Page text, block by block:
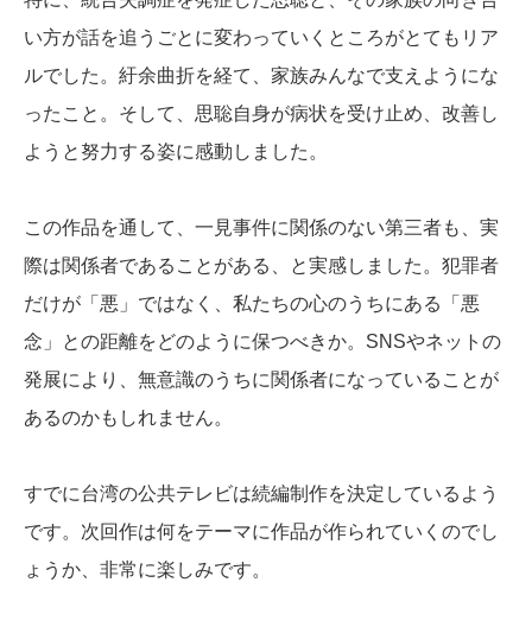
い方が話を追うごとに変わっていくところがとてもリア
ルでした。紆余曲折を経て、家族みんなで支えようにな
ったこと。そして、思聡自身が病状を受け止め、改善し
ようと努力する姿に感動しました。
この作品を通して、一見事件に関係のない第三者も、実
際は関係者であることがある、と実感しました。犯罪者
だけが「悪」ではなく、私たちの心のうちにある「悪
念」との距離をどのように保つべきか。SNSやネットの
発展により、無意識のうちに関係者になっていることが
あるのかもしれません。
すでに台湾の公共テレビは続編制作を決定しているよう
です。次回作は何をテーマに作品が作られていくのでし
ょうか、非常に楽しみです。